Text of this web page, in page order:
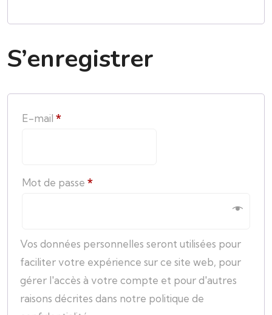
S’enregistrer
E-mail *
Mot de passe *
Vos données personnelles seront utilisées pour
faciliter votre expérience sur ce site web, pour
gérer l'accès à votre compte et pour d'autres
raisons décrites dans notre politique de